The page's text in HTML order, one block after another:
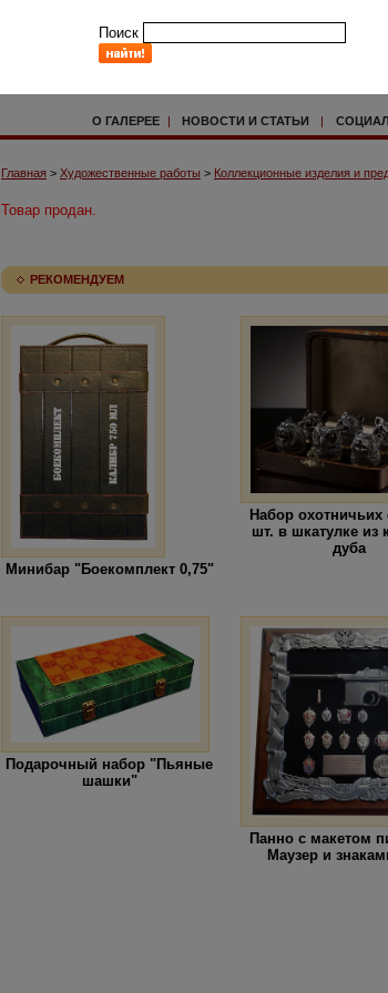
Поиск
О ГАЛЕРЕЕ | НОВОСТИ И СТАТЬИ |
Главная > Художественные работы > Коллекционные изделия и
Товар продан.
РЕКОМЕНДУЕМ
Минибар "Боекомплект 0,75"
Набор охотничьих
шт. в шкатулке из
дуба
Подарочный набор "Пьяные
шашки"
Панно с макетом
Маузер и